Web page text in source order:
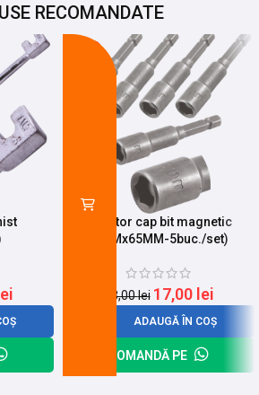
RECOMANDATE
Adaptor cap bit magnetic
(8MMx65MM-5buc./set)
23,00lei 17,00 lei
ADAUGĂ ÎN COȘ
COMANDĂ PE